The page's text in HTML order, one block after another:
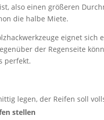
also einen größeren
die halbe Miete.
eignet sich
der Regenseite
perfekt.
legen, der Reifen soll
stellen